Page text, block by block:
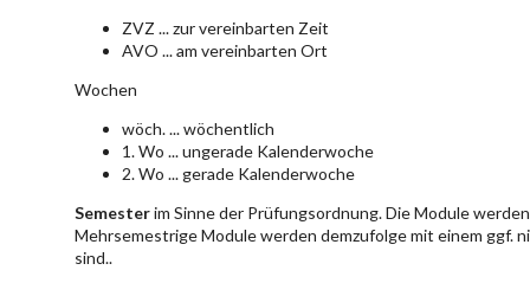
ZVZ ... zur vereinbarten Zeit
AVO ... am vereinbarten Ort
Wochen
wöch. ... wöchentlich
1. Wo ... ungerade Kalenderwoche
2. Wo ... gerade Kalenderwoche
Semesterim Sinne der Prüfungsordnung. Die Module
Mehrsemestrige Module werden demzufolge mit einem ggf.
sind..